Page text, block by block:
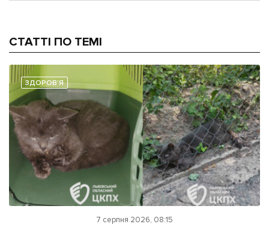
СТАТТІ ПО ТЕМІ
ЗДОРОВ'Я
7 серпня 2026, 08:15